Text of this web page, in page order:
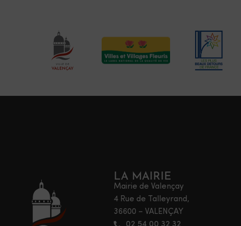
LA MAIRIE
Mairie de Valençay
4 Rue de Talleyrand,
36600 – VALENÇAY